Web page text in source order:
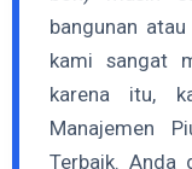
bangunan
kami sangat
karena itu,
Manajemen
Terbaik. Anda